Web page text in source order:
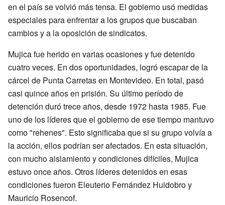
en el país se volvió más tensa. El gobierno usó medidas
especiales para enfrentar a los grupos que buscaban
cambios y a la oposición de sindicatos.
Mujica fue herido en varias ocasiones y fue detenido
cuatro veces. En dos oportunidades, logró escapar de la
cárcel de Punta Carretas en Montevideo. En total, pasó
casi quince años en prisión. Su último período de
detención duró trece años, desde 1972 hasta 1985. Fue
uno de los líderes que el gobierno de ese tiempo mantuvo
como "rehenes". Esto significaba que si su grupo volvía a
la acción, ellos podrían ser afectados. En esta situación,
con mucho aislamiento y condiciones difíciles, Mujica
estuvo once años. Otros líderes detenidos en esas
condiciones fueron Eleuterio Fernández Huidobro y
Mauricio Rosencof.